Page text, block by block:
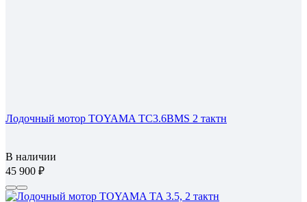
Лодочный мотор TOYAMA TC3.6BMS 2 тактн
В наличии
45 900